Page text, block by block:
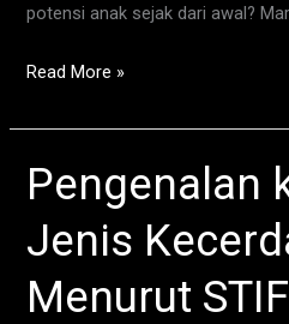
potensi anak sejak dari awal?
Read More »
Pengenalan
Jenis
Menurut
Pengenalan
kepada
Kecerdasan